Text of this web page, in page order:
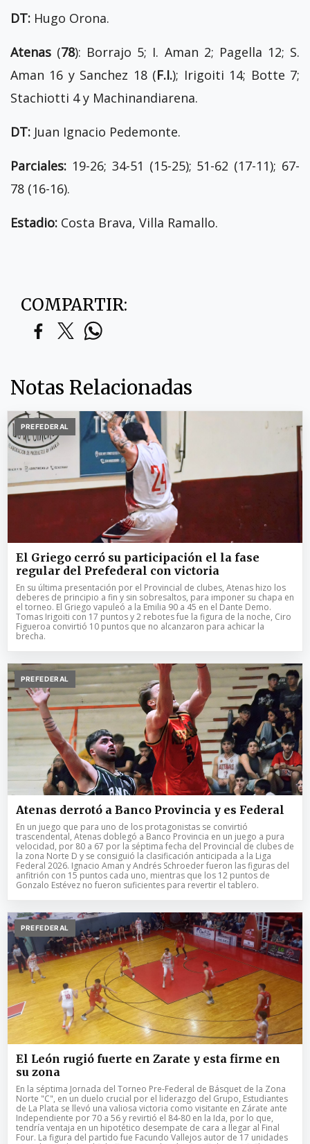
DT: Hugo Orona.
Atenas (78): Borrajo 5; I. Aman 2; Pagella 12; S.
Aman 16 y Sanchez 18 (F.I.); Irigoiti 14; Botte 7;
Stachiotti 4 y Machinandiarena.
DT: Juan Ignacio Pedemonte.
Parciales: 19-26; 34-51 (15-25); 51-62 (17-11); 67-
78 (16-16).
Estadio: Costa Brava, Villa Ramallo.
COMPARTIR:
Notas Relacionadas
PREFEDERAL
El Griego cerró su participación el la fase
regular del Prefederal con victoria
En su última presentación por el Provincial de clubes, Atenas hizo los
deberes de principio a fin y sin sobresaltos, para imponer su chapa en
el torneo. El Griego vapuleó a la Emilia 90 a 45 en el Dante Demo.
Tomas Irigoiti con 17 puntos y 2 rebotes fue la figura de la noche, Ciro
Figueroa convirtió 10 puntos que no alcanzaron para achicar la
brecha.
PREFEDERAL
Atenas derrotó a Banco Provincia y es Federal
En un juego que para uno de los protagonistas se convirtió
trascendental, Atenas doblegó a Banco Provincia en un juego a pura
velocidad, por 80 a 67 por la séptima fecha del Provincial de clubes de
la zona Norte D y se consiguió la clasificación anticipada a la Liga
Federal 2026. Ignacio Aman y Andrés Schroeder fueron las figuras del
anfitrión con 15 puntos cada uno, mientras que los 12 puntos de
Gonzalo Estévez no fueron suficientes para revertir el tablero.
PREFEDERAL
El León rugió fuerte en Zarate y esta firme en
su zona
En la séptima Jornada del Torneo Pre-Federal de Básquet de la Zona
Norte "C", en un duelo crucial por el liderazgo del Grupo, Estudiantes
de La Plata se llevó una valiosa victoria como visitante en Zárate ante
Independiente por 70 a 56 y revirtió el 84-80 en la Ida, por lo que,
tendría ventaja en un hipotético desempate de cara a llegar al Final
Four. La figura del partido fue Facundo Vallejos autor de 17 unidades